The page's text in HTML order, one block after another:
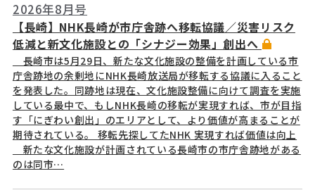
2026年8月号
【長崎】NHK長崎が市庁舎跡へ移転協議／災害リスク
低減と新文化施設との「シナジー効果」創出へ
長崎市は5月29日、新たな文化施設の整備を計画している市
庁舎跡地の余剰地にNHK長崎放送局が移転する協議に入ること
を発表した。同跡地は現在、文化施設整備に向けて調査を実施
している最中で、もしNHK長崎の移転が実現すれば、市が目指
す「にぎわい創出」のエリアとして、より価値が高まることが
期待されている。 移転先探してたNHK 実現すれば価値は向上
新たな文化施設が計画されている長崎市の市庁舎跡地がある
のは同市…